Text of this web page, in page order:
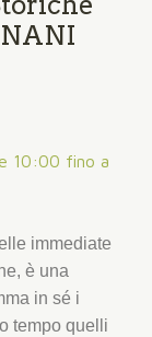
immediate
è una
in sé i
tempo quelli